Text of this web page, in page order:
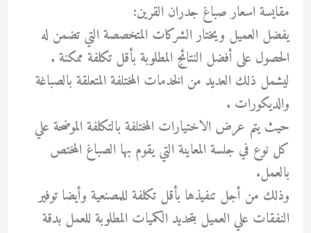
مقايسة اسعار صباغ جدران القرين:
يفضل العميل ويختار الشركات المتخصصة التي تضمن له
الحصول على أفضل النتائج المطلوبة بأقل تكلفة ممكنة .
ليشمل ذلك العديد من الخدمات المختلفة المتعلقة بالصباغة
والديكورات .
حيث يتم عرض الاختيارات المختلفة بالتكلفة الموضحة علي
كل نوع في جلسة المعاينة التي يقوم بها الصباغ المختص
بالعمل.
وذلك من أجل تنفيذها بأقل تكلفة للمصنعية وأيضا توفير
النفقات علي العميل بتحديد الكميات المطلوبة للعمل بدقة